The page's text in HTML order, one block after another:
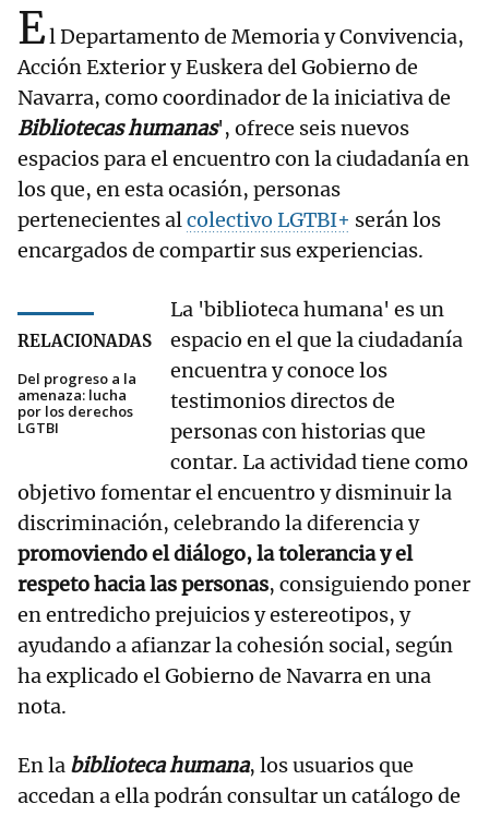
El Departamento de Memoria y Convivencia,
Acción Exterior y Euskera del Gobierno de
Navarra, como coordinador de la iniciativa de
Bibliotecas humanas', ofrece seis nuevos
espacios para el encuentro con la ciudadanía en
los que, en esta ocasión, personas
pertenecientes alcolectivo LGTBI+ serán los
encargados de compartir sus experiencias.
RELACIONADAS
Del progreso a la
amenaza: lucha
por los derechos
LGTBI
La 'biblioteca humana' es un
espacio en el que la ciudadanía
encuentra y conoce los
testimonios directos de
personas con historias que
contar. La actividad tiene como
objetivo fomentar el encuentro y disminuir la
discriminación, celebrando la diferencia y
promoviendo el diálogo, la tolerancia y el
respeto hacia las personas, consiguiendo poner
en entredicho prejuicios y estereotipos, y
ayudando a afianzar la cohesión social, según
ha explicado el Gobierno de Navarra en una
nota.
En la biblioteca humana, los usuarios que
accedan a ella podrán consultar un catálogo de